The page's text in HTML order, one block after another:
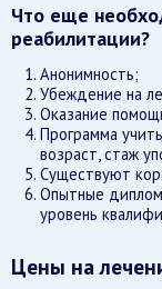
Что еще
реабилитации?
Анонимность;
Убеждение на
Оказание
Программа
возраст, стаж
Существуют
Опытные
уровень
Цены на